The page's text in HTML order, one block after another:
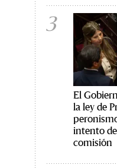
3
El
la ley de
intento
comisión